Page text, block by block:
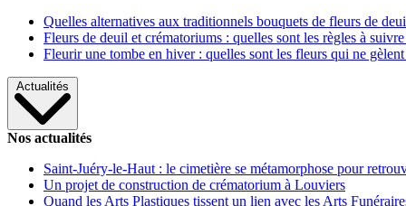
Quelles alternatives aux traditionnels bouquets de fleurs de
Fleurs de deuil et crématoriums : quelles sont les règles à
Fleurir une tombe en hiver : quelles sont les fleurs qui ne gèlent
Actualités
Nos actualités
Saint-Juéry-le-Haut : le cimetière se métamorphose pour
Un projet de construction de crématorium à Louviers
Quand les Arts Plastiques tissent un lien avec les Arts